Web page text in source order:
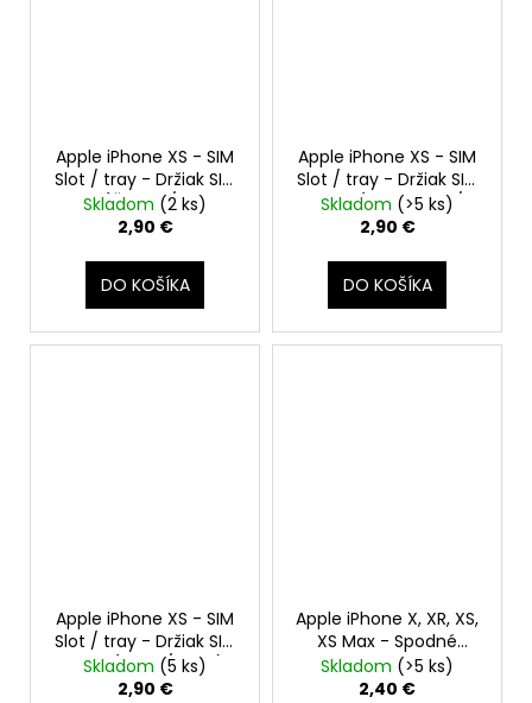
Apple iPhone XS - SIM
Slot / tray - Držiak SIM
karty (Čierny / Space
Gray)
Skladom (2 ks)
2,90 €
DO KOŠÍKA
Apple iPhone XS - SIM
Slot / tray - Držiak SIM
karty (Strieborný /
Silver)
Skladom (>5 ks)
2,90 €
DO KOŠÍKA
Apple iPhone XS - SIM
Slot / tray - Držiak SIM
karty (Zlatý / Gold)
Skladom (5 ks)
2,90 €
Apple iPhone X, XR, XS,
XS Max - Spodné
Skrutky Pentalobe
(Strieborné / Silver)
Skladom (>5 ks)
2,40 €